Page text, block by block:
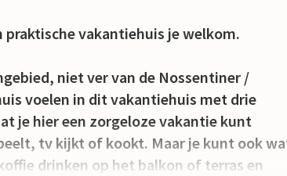
praktische vakantiehuis je welkom.
niet ver van de Nossentiner /
voelen in dit vakantiehuis met drie
je hier een zorgeloze vakantie kunt
tv kijkt of kookt. Maar je kunt ook
drinken op het balkon of terras en